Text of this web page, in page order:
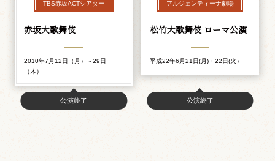
TBS赤坂ACTシアター
赤坂大歌舞伎
2010年7月12日（月）～29日
（木）
公演終了
アルジェンティーナ劇場
松竹大歌舞伎 ローマ公演
平成22年6月21日(月)・22日(火）
公演終了